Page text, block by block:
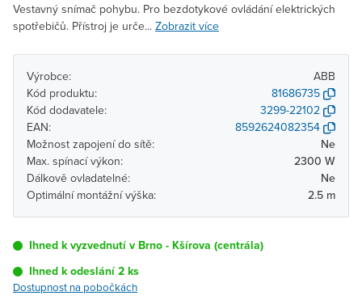
Vestavný snímač pohybu. Pro bezdotykové ovládání elektrických
spotřebičů. Přístroj je urče... Zobrazit více
Výrobce:
ABB
Kód produktu:
81686735
Kód dodavatele:
3299-22102
EAN:
8592624082354
Možnost zapojení do sítě:
Ne
Max. spínací výkon:
2300 W
Dálkově ovladatelné:
Ne
Optimální montážní výška:
2.5 m
Ihned k vyzvednutí v Brno - Kšírova (centrála)
Ihned k odeslání 2 ks
Dostupnost na pobočkách